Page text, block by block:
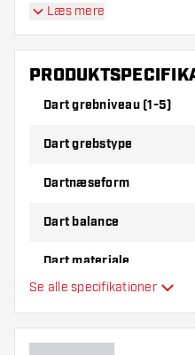
BULL'S Martin Schindler
indeholder:3 Dartpile, 3
Læs mere
Dart grebniveau (1-5)
Dart grebstype
Dartnæseform
Dart balance
Dart materiale
Dartspiller
Se alle specifikationer